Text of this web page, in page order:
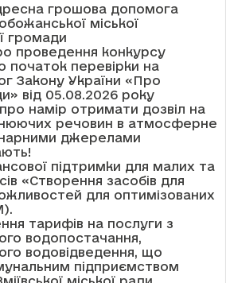
грошова допомога
міської
громади
проведення конкурсу
початок перевірки на
Закону України «Про
від 05.08.2026 року
намір отримати дозвіл на
речовин в атмосферне
джерелами
підтримки для малих та
«Створення засобів для
для оптимізованих
тарифів на послуги з
водопостачання,
водовідведення, що
підприємством